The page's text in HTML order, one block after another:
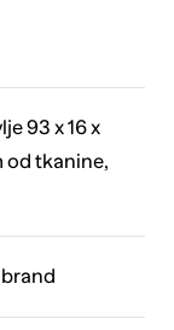
93 x 16 x
od tkanine,